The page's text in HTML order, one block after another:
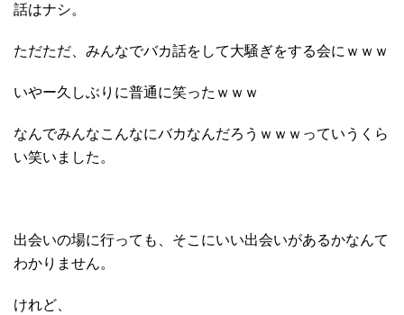
話はナシ。
ただただ、みんなでバカ話をして大騒ぎをする会にｗｗｗ
いやー久しぶりに普通に笑ったｗｗｗ
なんでみんなこんなにバカなんだろうｗｗｗっていうくら
い笑いました。
出会いの場に行っても、そこにいい出会いがあるかなんて
わかりません。
けれど、